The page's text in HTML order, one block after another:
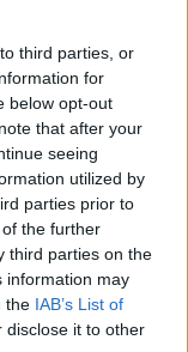
third parties, or
for
below opt-out
that after your
seeing
utilized by
parties prior to
the further
third parties on the
information may
the IAB’s List of
disclose it to other